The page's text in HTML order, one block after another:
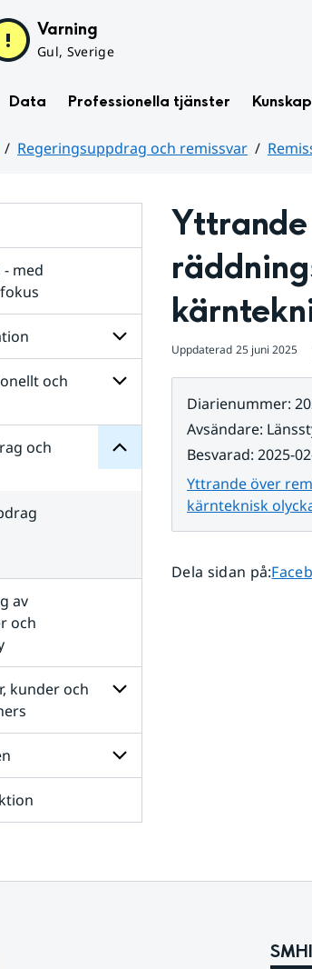
Varning
Gul, Sverige
Data Professionella tjänster
Regeringsuppdrag och remissvar
med
Undersidor
organisation
och
Undersidor
för
internationellt
och
för
remissvar
av
och
kunder och
Undersidor
för
och
för
Uppdaterad 25 juni 2025
Diarienummer:
Avsändare:
Besvarad: 2025-
Yttrande över
kärnteknisk
Dela sidan på:Dela